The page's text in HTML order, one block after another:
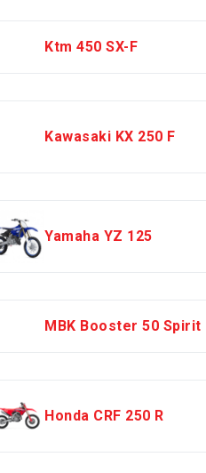
Ktm 450 SX-F
Kawasaki KX 250 F
Yamaha YZ 125
MBK Booster 50 Spirit
Honda CRF 250 R